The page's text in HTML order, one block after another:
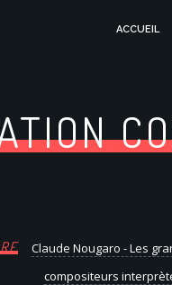
ACCUEIL
Claude Nougaro - Les
compositeurs